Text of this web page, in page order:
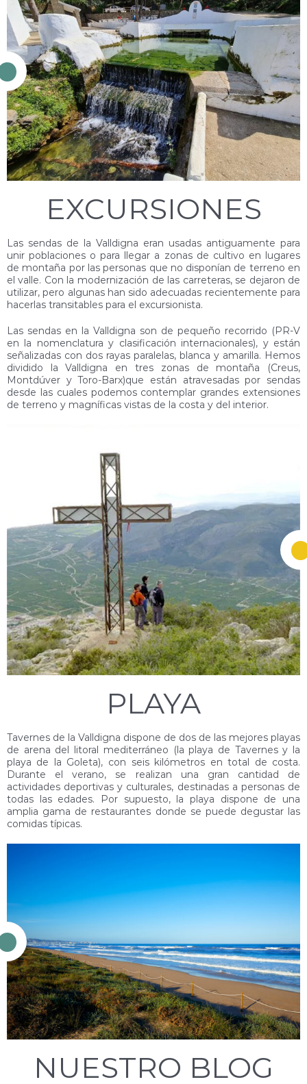
EXCURSIONES
Las sendas de la Valldigna eran usadas antiguamente para
unir poblaciones o para llegar a zonas de cultivo en lugares
de montaña por las personas que no disponían de terreno en
el valle. Con la modernización de las carreteras, se dejaron de
utilizar, pero algunas han sido adecuadas recientemente para
hacerlas transitables para el excursionista.
Las sendas en la Valldigna son de pequeño recorrido (PR-V
en la nomenclatura y clasificación internacionales), y están
señalizadas con dos rayas paralelas, blanca y amarilla. Hemos
dividido la Valldigna en tres zonas de montaña (Creus,
Montdúver y Toro-Barx)que están atravesadas por sendas
desde las cuales podemos contemplar grandes extensiones
de terreno y magníficas vistas de la costa y del interior.
PLAYA
Tavernes de la Valldigna dispone de dos de las mejores playas
de arena del litoral mediterráneo (la playa de Tavernes y la
playa de la Goleta), con seis kilómetros en total de costa.
Durante el verano, se realizan una gran cantidad de
actividades deportivas y culturales, destinadas a personas de
todas las edades. Por supuesto, la playa dispone de una
amplia gama de restaurantes donde se puede degustar las
comidas típicas.
NUESTRO BLOG